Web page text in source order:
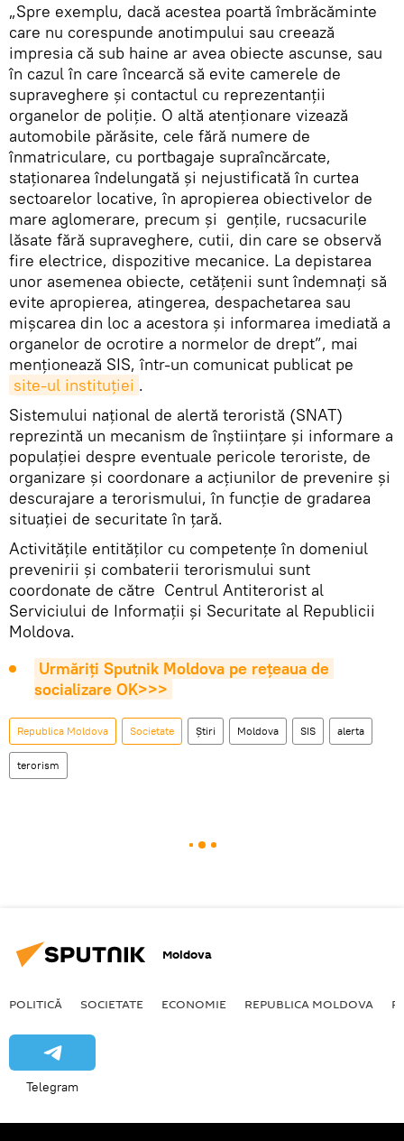
„Spre exemplu, dacă acestea poartă îmbrăcăminte
care nu corespunde anotimpului sau creează
impresia că sub haine ar avea obiecte ascunse, sau
în cazul în care încearcă să evite camerele de
supraveghere şi contactul cu reprezentanții
organelor de poliție. O altă atenţionare vizează
automobile părăsite, cele fără numere de
înmatriculare, cu portbagaje supraîncărcate,
staționarea îndelungată şi nejustificată în curtea
sectoarelor locative, în apropierea obiectivelor de
mare aglomerare, precum şi gențile, rucsacurile
lăsate fără supraveghere, cutii, din care se observă
fire electrice, dispozitive mecanice. La depistarea
unor asemenea obiecte, cetăţenii sunt îndemnaţi să
evite apropierea, atingerea, despachetarea sau
mișcarea din loc a acestora şi informarea imediată a
organelor de ocrotire a normelor de drept”, mai
menționează SIS, într-un comunicat publicat pe
site-ul instituției .
Sistemului național de alertă teroristă (SNAT)
reprezintă un mecanism de înștiințare și informare a
populației despre eventuale pericole teroriste, de
organizare și coordonare a acțiunilor de prevenire și
descurajare a terorismului, în funcție de gradarea
situației de securitate în țară.
Activitățile entităţilor cu competențe în domeniul
prevenirii și combaterii terorismului sunt
coordonate de către Centrul Antiterorist al
Serviciului de Informaţii şi Securitate al Republicii
Moldova.
Urmăriți Sputnik Moldova pe rețeaua de
socializare OK>>>
Republica Moldova Societate Știri Moldova SIS alerta
terorism
Moldova
POLITICĂ SOCIETATE ECONOMIE REPUBLICA MOLDOVA
Telegram